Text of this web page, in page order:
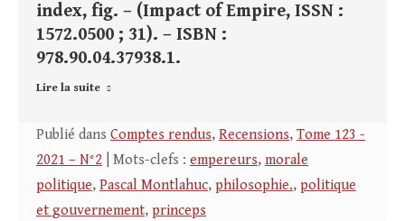
index, fig. – (Impact of Empire, ISSN :
1572.0500 ; 31). – ISBN :
978.90.04.37938.1.
Lire la suite
Publié dans Comptes rendus, Recensions, Tome 123 -
2021 – N°2 | Mots-clefs : empereurs, morale
politique, Pascal Montlahuc, philosophie., politique
et gouvernement, princeps